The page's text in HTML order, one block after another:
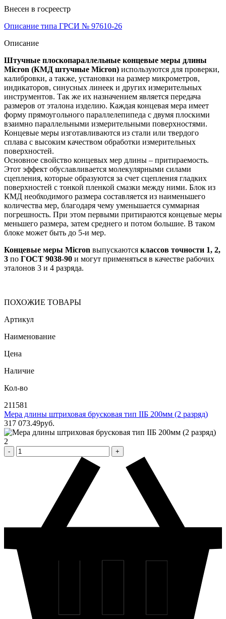
Внесен в госреестр
Описание типа ГРСИ № 97610-26
Описание
Штучные плоскопараллельные концевые меры длины
Micron (КМД штучные Micron) используются для проверки,
калибровки, а также, установки на размер микрометров,
индикаторов, синусных линеек и других измерительных
инструментов. Так же их назначением является передача
размеров от эталона изделию. Каждая концевая мера имеет
форму прямоугольного параллелепипеда с двумя плоскими
взаимно параллельными измерительными поверхностями.
Концевые меры изготавливаются из стали или твердого
сплава с высоким качеством обработки измерительных
поверхностей.
Основное свойство концевых мер длины – притираемость.
Этот эффект обуславливается молекулярными силами
сцепления, которые образуются за счет сцепления гладких
поверхностей с тонкой пленкой смазки между ними. Блок из
КМД необходимого размера составляется из наименьшего
количества мер, благодаря чему уменьшается суммарная
погрешность. При этом первыми притираются концевые меры
меньшего размера, затем среднего и потом большие. В таком
блоке может быть до 5-и мер.
Концевые меры Micron выпускаются классов точности 1, 2,
3 по ГОСТ 9038-90 и могут применяться в качестве рабочих
эталонов 3 и 4 разряда.
ПОХОЖИЕ ТОВАРЫ
Артикул
Наименование
Цена
Наличие
Кол-во
211581
Мера длины штриховая брусковая тип IIБ 200мм (2 разряд)
317 073.49pуб.
2